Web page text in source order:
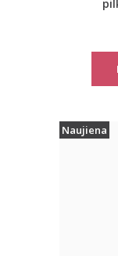
paltas
Naujiena